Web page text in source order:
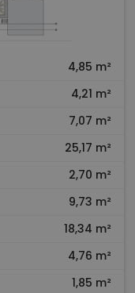
4,85 m²
4,21 m²
7,07 m²
25,17 m²
2,70 m²
9,73 m²
18,34 m²
4,76 m²
1,85 m²